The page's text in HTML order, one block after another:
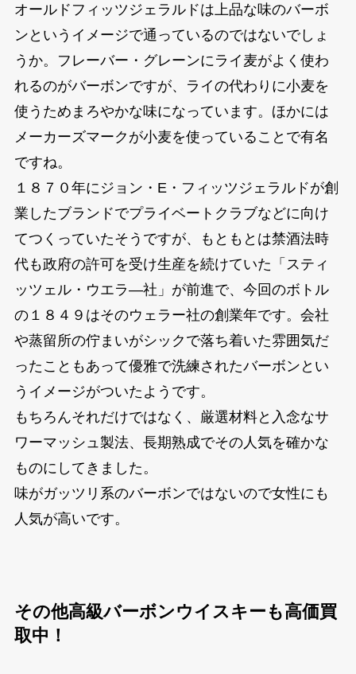
オールドフィッツジェラルドは上品な味のバーボ
ンというイメージで通っているのではないでしょ
うか。フレーバー・グレーンにライ麦がよく使わ
れるのがバーボンですが、ライの代わりに小麦を
使うためまろやかな味になっています。ほかには
メーカーズマークが小麦を使っていることで有名
ですね。
１８７０年にジョン・E・フィッツジェラルドが創
業したブランドでプライベートクラブなどに向け
てつくっていたそうですが、もともとは禁酒法時
代も政府の許可を受け生産を続けていた「スティ
ッツェル・ウエラ―社」が前進で、今回のボトル
の１８４９はそのウェラー社の創業年です。会社
や蒸留所の佇まいがシックで落ち着いた雰囲気だ
ったこともあって優雅で洗練されたバーボンとい
うイメージがついたようです。
もちろんそれだけではなく、厳選材料と入念なサ
ワーマッシュ製法、長期熟成でその人気を確かな
ものにしてきました。
味がガッツリ系のバーボンではないので女性にも
人気が高いです。
その他高級バーボンウイスキーも高価買
取中！